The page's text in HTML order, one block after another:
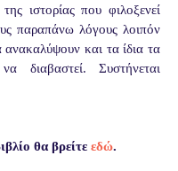
ιστορίας που φιλοξενεί
παραπάνω λόγους λοιπόν
και τα ίδια τα
διαβαστεί. Συστήνεται
θα βρείτε εδώ.